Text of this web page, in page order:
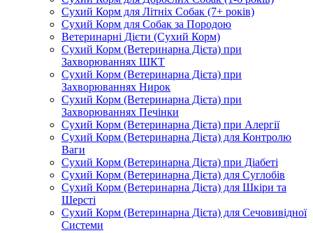
Сухий Корм для Літніх Собак (7+ років)
Сухий Корм для Собак за Породою
Ветеринарні Дієти (Сухий Корм)
Сухий Корм (Ветеринарна Дієта) при
Захворюваннях ШКТ
Сухий Корм (Ветеринарна Дієта) при
Захворюваннях Нирок
Сухий Корм (Ветеринарна Дієта) при
Захворюваннях Печінки
Сухий Корм (Ветеринарна Дієта) при Алергії
Сухий Корм (Ветеринарна Дієта) для Контролю
Ваги
Сухий Корм (Ветеринарна Дієта) при Діабеті
Сухий Корм (Ветеринарна Дієта) для Суглобів
Сухий Корм (Ветеринарна Дієта) для Шкіри та
Шерсті
Сухий Корм (Ветеринарна Дієта) для Сечовивідної
Системи